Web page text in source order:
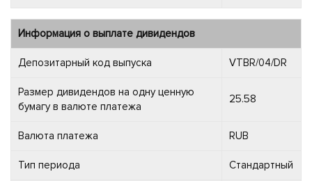
Информация о выплате дивидендов
Депозитарный код выпуска VTBR/04/DR
Размер дивидендов на одну ценную
бумагу в валюте платежа
25.58
Валюта платежа RUB
Тип периода Стандартный